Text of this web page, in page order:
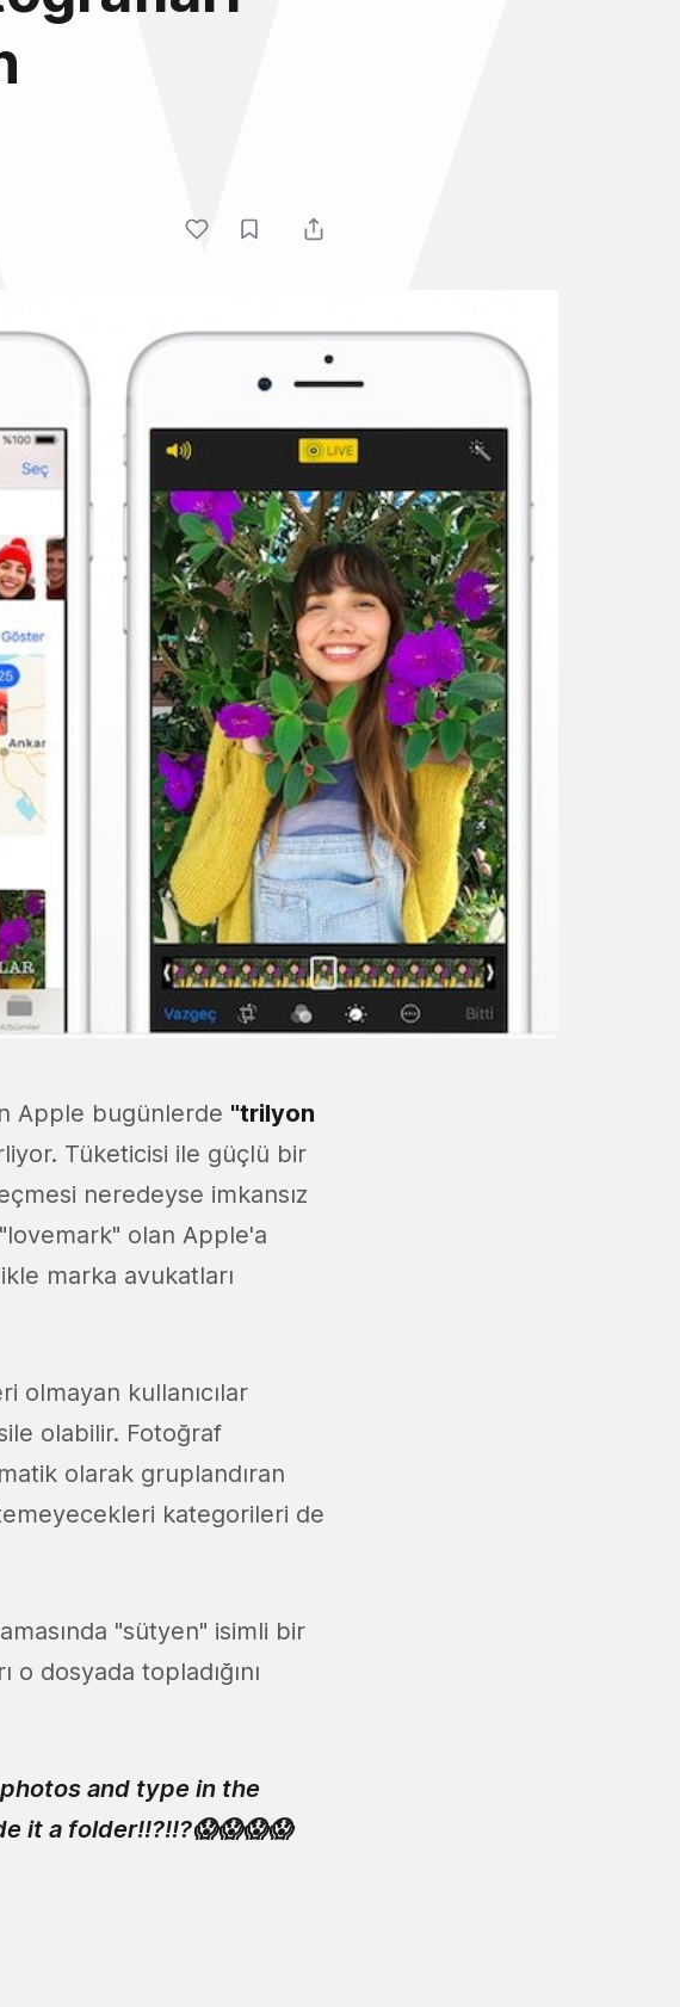
Apple bugünlerde "trilyon
Tüketicisi ile güçlü bir
neredeyse imkansız
olan Apple'a
marka avukatları
olmayan kullanıcılar
olabilir. Fotoğraf
olarak gruplandıran
kategorileri de
"sütyen" isimli bir
dosyada topladığını
photos and type in the
it a folder!!?!!?😱😱😱😱